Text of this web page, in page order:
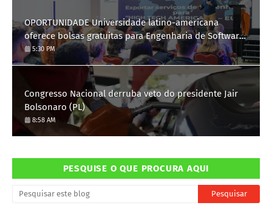
OPORTUNIDADE Universidade latino-americana
oferece bolsas gratuitas para Engenharia de Software;
saiba como se candidatar
5:30 PM
Congresso Nacional derruba veto do presidente Jair
Bolsonaro (PL)
8:58 AM
PESQUISE O QUE PROCURA AQUI